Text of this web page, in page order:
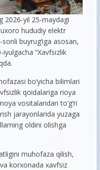
2026-yil 25-maydagi
hududiy elektr
buyrug‘iga asosan,
“Xavfsizlik
bo‘yicha bilimlari
qoidalariga rioya
vositalaridan to‘g‘ri
jarayonlarida yuzaga
oldini olishga
muhofaza qilish,
korxonada xavfsiz